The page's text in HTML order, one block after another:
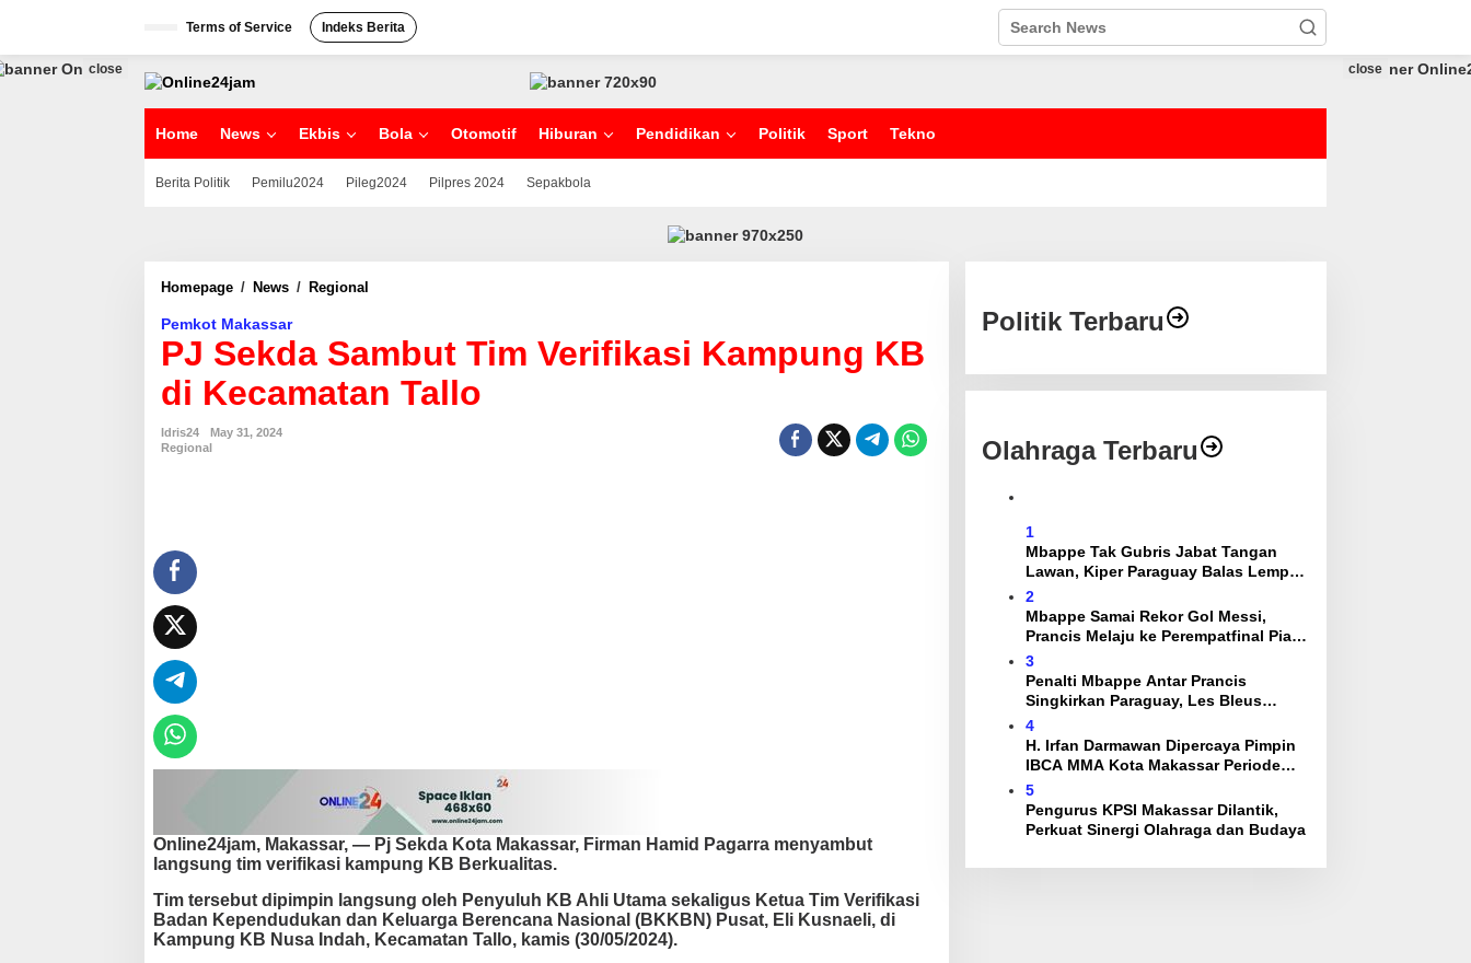
p
Terms of Service Indeks Berita
Home News Ekbis Bola Otomotif Hiburan Pendidikan Politik Sport Tekno
Berita Politik Pemilu2024 Pileg2024 Pilpres 2024 Sepakbola
close close
Homepage / News / Regional
e
k
d
a
K
a
m
p
n
g
K
Pemkot Makassar
PJ Sekda Sambut Tim Verifikasi Kampung KB
di Kecamatan Tallo
Idris24
May 31, 2024
Regional
Online24jam, Makassar, — Pj Sekda Kota Makassar, Firman Hamid Pagarra menyambut
langsung tim verifikasi kampung KB Berkualitas.
Tim tersebut dipimpin langsung oleh Penyuluh KB Ahli Utama sekaligus Ketua Tim Verifikasi
Badan Kependudukan dan Keluarga Berencana Nasional (BKKBN) Pusat, Eli Kusnaeli, di
Kampung KB Nusa Indah, Kecamatan Tallo, kamis (30/05/2024).
Politik Terbaru
Olahraga Terbaru
1
Mbappe Tak Gubris Jabat Tangan
Lawan, Kiper Paraguay Balas Lempar
Bola
2
Mbappe Samai Rekor Gol Messi,
Prancis Melaju ke Perempatfinal Piala
Dunia 2026
3
Penalti Mbappe Antar Prancis
Singkirkan Paraguay, Les Bleus
Tantang Maroko di Perempatfinal
4
H. Irfan Darmawan Dipercaya Pimpin
IBCA MMA Kota Makassar Periode
2026–2030
5
Pengurus KPSI Makassar Dilantik,
Perkuat Sinergi Olahraga dan Budaya